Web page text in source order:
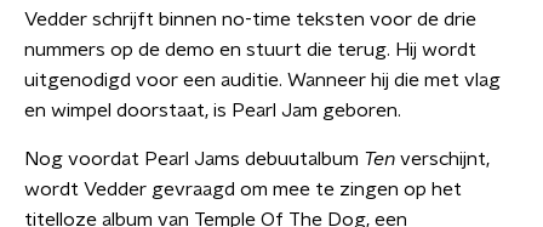
Vedder schrijft binnen no-time teksten voor de drie
nummers op de demo en stuurt die terug. Hij wordt
uitgenodigd voor een auditie. Wanneer hij die met vlag
en wimpel doorstaat, is Pearl Jam geboren.
Nog voordat Pearl Jams debuutalbum Ten verschijnt,
wordt Vedder gevraagd om mee te zingen op het
titelloze album van Temple Of The Dog, een